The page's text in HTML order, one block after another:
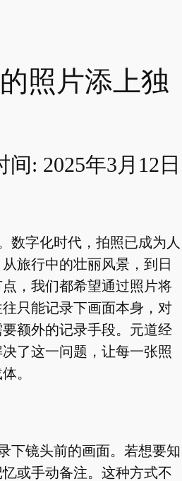
照片添上独
间: 2025年3月12日
数字化时代，拍照已成为人
旅行中的壮丽风景，到日
，我们都希望通过照片将
只能记录下画面本身，对
额外的记录手段。元道经
了这一问题，让每一张照
。
下镜头前的画面。若想要知
或手动备注。这种方式不